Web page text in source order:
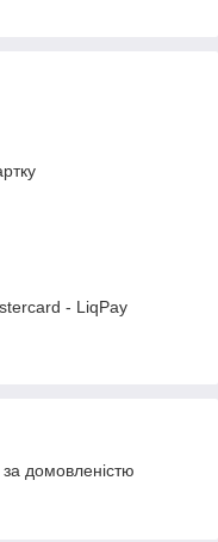
- LiqPay
домовленістю